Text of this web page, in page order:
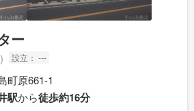
ー
設立： ---
町原661-1
駅から徒歩約16分